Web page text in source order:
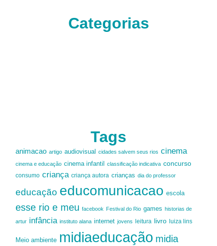
Categorias
Tags
animacao artigo audiovisual cidades salvem seus rios cinema
cinema e educação cinema infantil classificação indicativa concurso
consumo criança criança autora crianças dia do professor
educação educomunicacao escola
esse rio e meu facebook Festival do Rio games historias de
artur infância instituto alana internet jovens leitura livro luiza lins
Meio ambiente midiaeducação midia